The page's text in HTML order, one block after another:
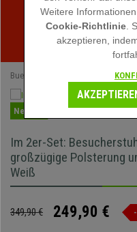
Rabatte für
Buerostuhlpro
Neuheit
Im 2er-Set:
großzügige Polsterung
Weiß
349,90 € 249,90 €
Weitere
Cookie-Richtlinie .
akzeptieren,